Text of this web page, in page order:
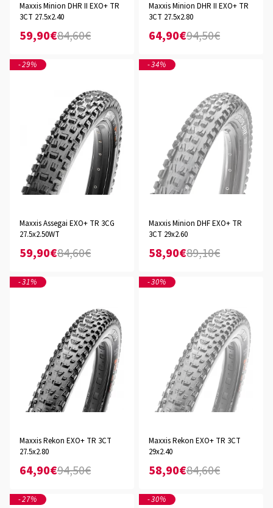
Maxxis Minion DHR II EXO+ TR
3CT 27.5x2.40
59,90€84,60€
Maxxis Minion DHR II EXO+ TR
3CT 27.5x2.80
64,90€94,50€
-29%
Maxxis Assegai EXO+ TR 3CG
27.5x2.50WT
59,90€84,60€
-34%
Maxxis Minion DHF EXO+ TR
3CT 29x2.60
58,90€89,10€
-31%
Maxxis Rekon EXO+ TR 3CT
27.5x2.80
64,90€94,50€
-30%
Maxxis Rekon EXO+ TR 3CT
29x2.40
58,90€84,60€
-27% -30%